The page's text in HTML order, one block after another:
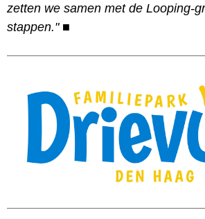
zetten we samen met de Looping-
stappen." ■